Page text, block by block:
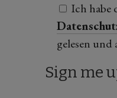
Ich habe
gelesen und